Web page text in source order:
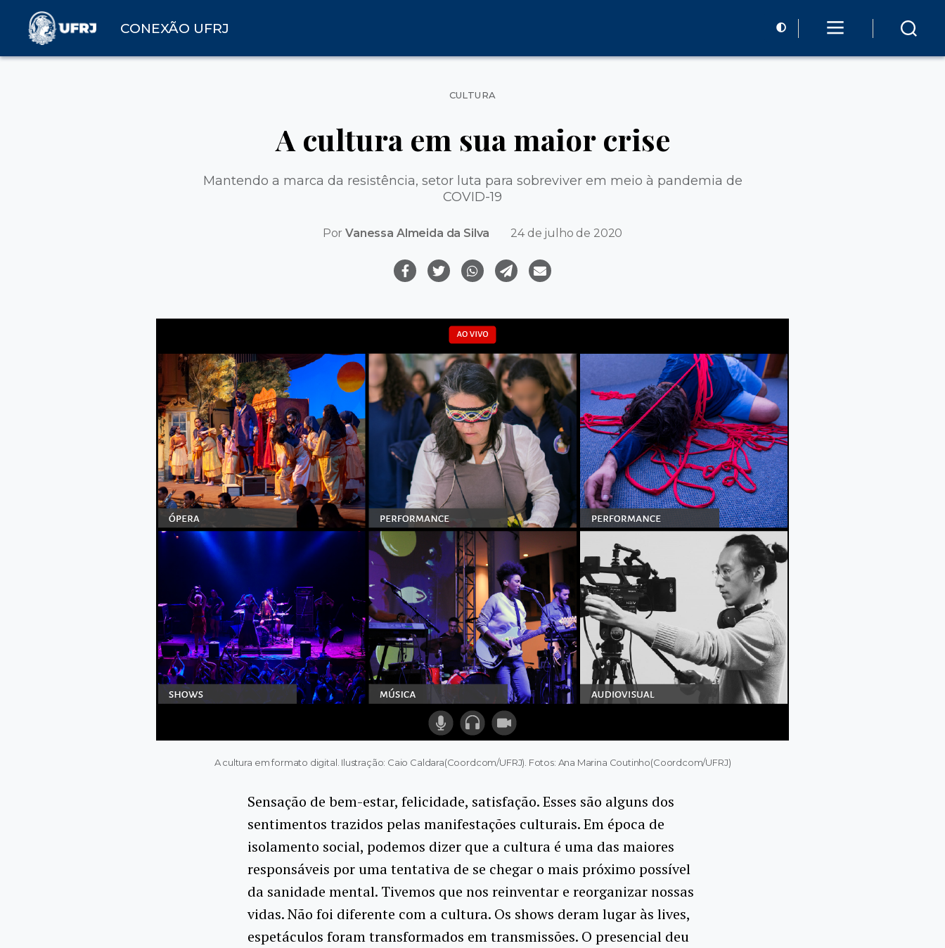
CONEXÃO UFRJ
Categorias
CULTURA
A cultura em sua maior crise
Mantendo a marca da resistência, setor luta para sobreviver em meio à pandemia de
COVID-19
PorVanessa Almeida da Silva 24 de julho de 2020
A cultura em formato digital. Ilustração: Caio Caldara(Coordcom/UFRJ). Fotos: Ana Marina Coutinho(Coordcom/UFRJ)
Sensação de bem-estar, felicidade, satisfação. Esses são alguns dos
sentimentos trazidos pelas manifestações culturais. Em época de
isolamento social, podemos dizer que a cultura é uma das maiores
responsáveis por uma tentativa de se chegar o mais próximo possível
da sanidade mental. Tivemos que nos reinventar e reorganizar nossas
vidas. Não foi diferente com a cultura. Os shows deram lugar às lives,
espetáculos foram transformados em transmissões. O presencial deu